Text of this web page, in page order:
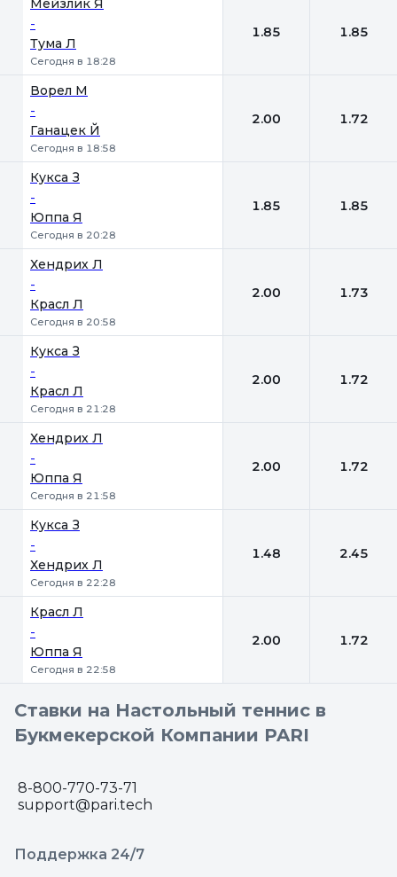
Мейзлик Я
-
Тума Л
Сегодня в 18:28
1.85 1.85
Ворел М
-
Ганацек Й
Сегодня в 18:58
2.00 1.72
Кукса З
-
Юппа Я
Сегодня в 20:28
1.85 1.85
Хендрих Л
-
Красл Л
Сегодня в 20:58
2.00 1.73
Кукса З
-
Красл Л
Сегодня в 21:28
2.00 1.72
Хендрих Л
-
Юппа Я
Сегодня в 21:58
2.00 1.72
Кукса З
-
Хендрих Л
Сегодня в 22:28
1.48 2.45
Красл Л
-
Юппа Я
Сегодня в 22:58
2.00 1.72
Ставки на Настольный теннис в
Букмекерской Компании PARI
8-800-770-73-71
support@pari.tech
Поддержка 24/7